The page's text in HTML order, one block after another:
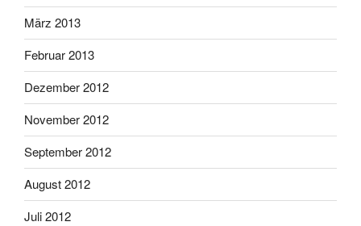
März 2013
Februar 2013
Dezember 2012
November 2012
September 2012
August 2012
Juli 2012